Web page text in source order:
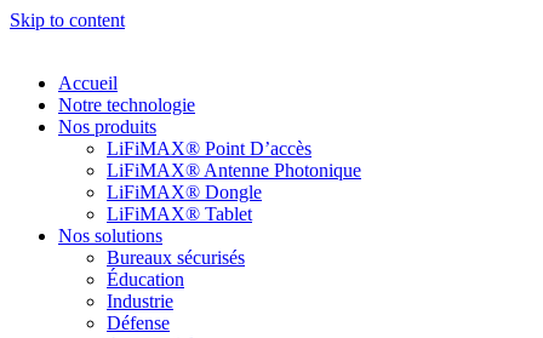
Skip to content
Accueil
Notre technologie
Nos produits
LiFiMAX® Point D’accès
LiFiMAX® Antenne Photonique
LiFiMAX® Dongle
LiFiMAX® Tablet
Nos solutions
Bureaux sécurisés
Éducation
Industrie
Défense